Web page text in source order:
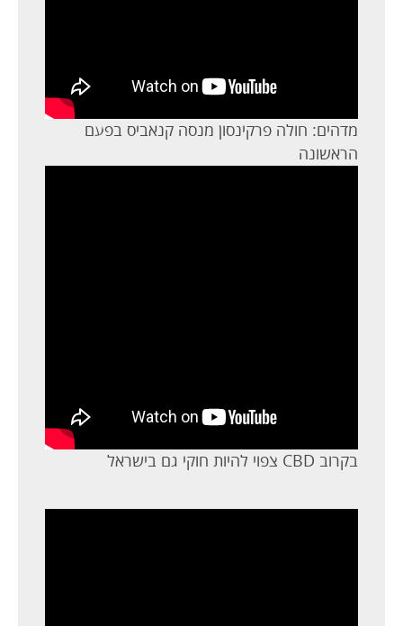
מדהים: חולה פרקינסון מנסה קנאביס בפעם
הראשונה
בקרוב CBD צפוי להיות חוקי גם בישראל